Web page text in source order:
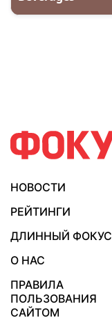
НОВОСТИ
РЕЙТИНГИ
ДЛИННЫЙ ФОКУС
О НАС
ПРАВИЛА
ПОЛЬЗОВАНИЯ
САЙТОМ